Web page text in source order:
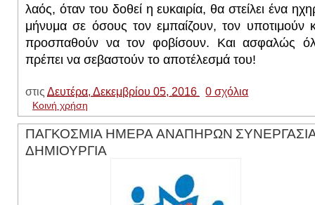
λαός, όταν του δοθεί η ευκαιρία, θα στείλει ένα
μήνυμα σε όσους τον εμπαίζουν, τον υποτιμούν
προσπαθούν να τον φοβίσουν. Και ασφαλώς
πρέπει να σεβαστούν το αποτέλεσμά του!
στις Δευτέρα, Δεκεμβρίου 05, 2016 0 σχόλια
Κοινή χρήση
ΠΑΓΚΟΣΜΙΑ ΗΜΕΡΑ ΑΝΑΠΗΡΩΝ
ΔΗΜΙΟΥΡΓΙΑ